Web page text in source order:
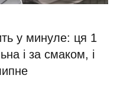
у минуле: ця 1
і за смаком, і